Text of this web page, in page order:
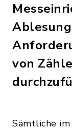
von
Sämtliche